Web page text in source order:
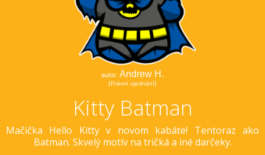
autor: Andrew H.
(Právní ujednání)
Kitty Batman
Mačička Hello Kitty v novom kabáte! Tentoraz ako
Batman. Skvelý motív na tričká a iné darčeky.